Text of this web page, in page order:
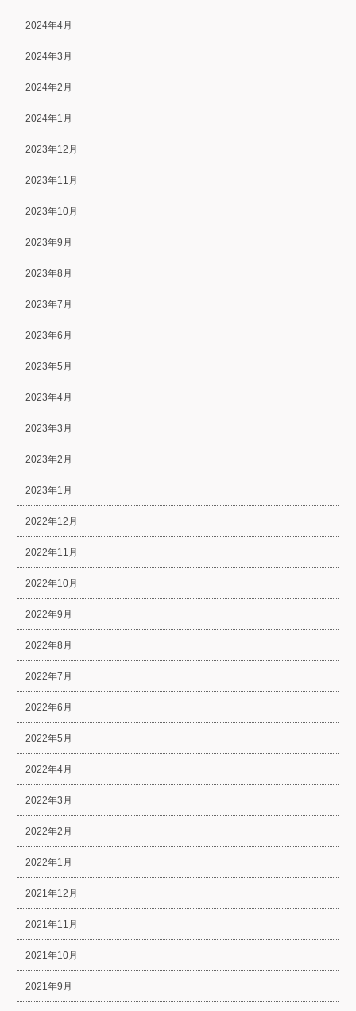
2024年4月
2024年3月
2024年2月
2024年1月
2023年12月
2023年11月
2023年10月
2023年9月
2023年8月
2023年7月
2023年6月
2023年5月
2023年4月
2023年3月
2023年2月
2023年1月
2022年12月
2022年11月
2022年10月
2022年9月
2022年8月
2022年7月
2022年6月
2022年5月
2022年4月
2022年3月
2022年2月
2022年1月
2021年12月
2021年11月
2021年10月
2021年9月